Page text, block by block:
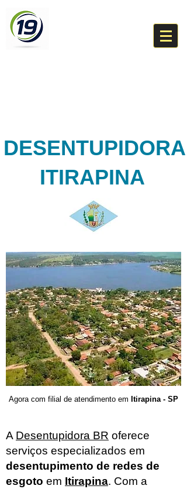
DESENTUPIDORA
ITIRAPINA
Agora com filial de atendimento em Itirapina - SP
A Desentupidora BR oferece
serviços especializados em
desentupimento de redes de
esgoto em Itirapina. Com a